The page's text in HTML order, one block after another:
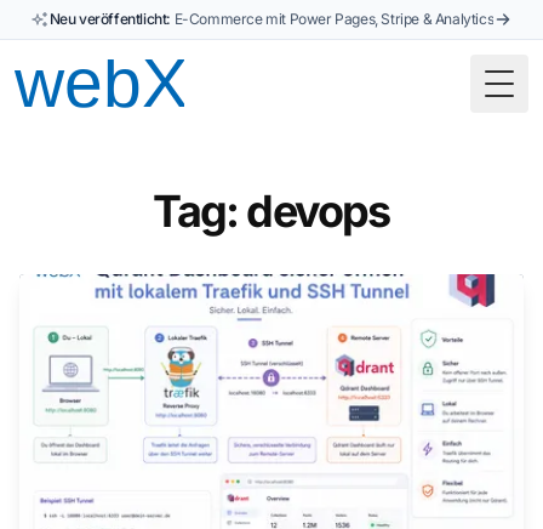
Neu veröffentlicht: E-Commerce mit Power Pages, Stripe & Analytics
Tag: devops